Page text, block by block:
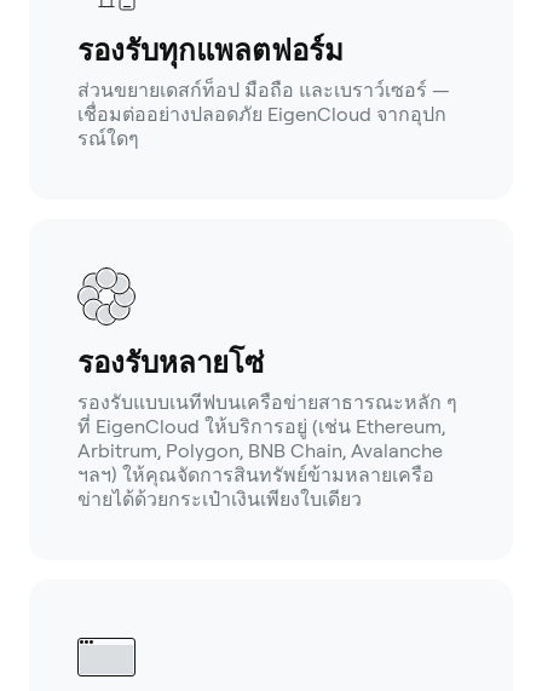
รองรับทุกแพลตฟอร์ม
ส่วนขยายเดสก์ท็อป มือถือ และเบราว์เซอร์ —
เชื่อมต่ออย่างปลอดภัย EigenCloud จากอุปก
รณ์ใดๆ
รองรับหลายโซ่
รองรับแบบเนทีฟบนเครือข่ายสาธารณะหลัก ๆ
ที่ EigenCloud ให้บริการอยู่ (เช่น Ethereum,
Arbitrum, Polygon, BNB Chain, Avalanche
ฯลฯ) ให้คุณจัดการสินทรัพย์ข้ามหลายเครือ
ข่ายได้ด้วยกระเป๋าเงินเพียงใบเดียว